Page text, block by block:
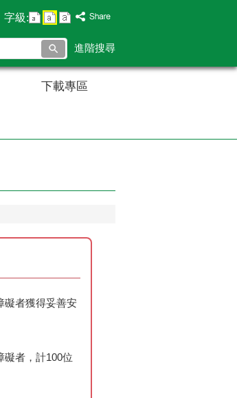
字級:
搜
尋
進階搜尋
下載專區
礙者獲得妥善安
礙者，計100位